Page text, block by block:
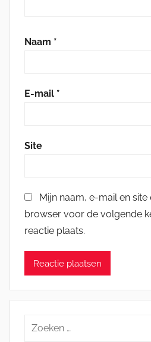
Naam *
E-mail *
Site
Mijn naam, e-mail en
browser voor de volgende
reactie plaats.
Zoeken